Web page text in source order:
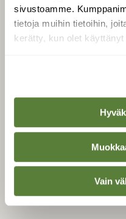
sivustoamme.
tietoja muihin tietoihin,
kerätty, kun olet käyttänyt
Vain